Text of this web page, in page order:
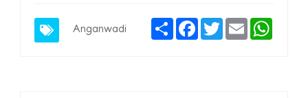
Anganwadi
ShareFacebook
TwitterEmail